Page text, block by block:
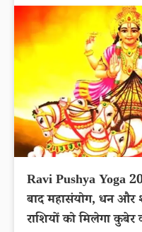
Ravi Pushya Yoga
बाद महासंयोग, धन और
राशियों को मिलेगा कुबेर